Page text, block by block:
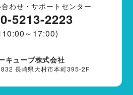
わせ・サポートセンター
5213-2223
10:00～17:00)
キューブ株式会社
長崎県大村市本町395-2F